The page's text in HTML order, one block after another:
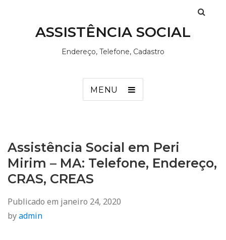
ASSISTÊNCIA SOCIAL
Endereço, Telefone, Cadastro
MENU
Assistência Social em Peri
Mirim – MA: Telefone, Endereço,
CRAS, CREAS
Publicado em janeiro 24, 2020
byadmin